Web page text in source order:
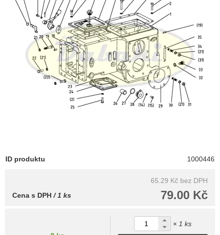
ID produktu 1000446
65.29 Kč bez DPH
79.00 Kč
Cena s DPH / 1 ks
× 1 ks